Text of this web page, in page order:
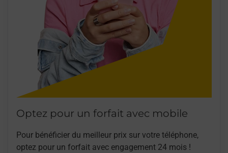
Optez pour un forfait avec mobile
Pour bénéficier du meilleur prix sur votre téléphone,
optez pour un forfait avec engagement 24 mois !